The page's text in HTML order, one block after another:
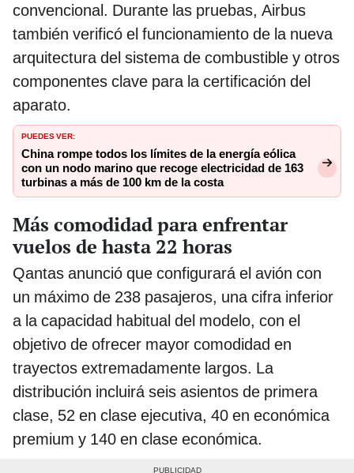
convencional. Durante las pruebas, Airbus
también verificó el funcionamiento de la nueva
arquitectura del sistema de combustible y otros
componentes clave para la certificación del
aparato.
PUEDES VER:
China rompe todos los límites de la energía eólica
con un nodo marino que recoge electricidad de 163
turbinas a más de 100 km de la costa
Más comodidad para enfrentar
vuelos de hasta 22 horas
Qantas anunció que configurará el avión con
un máximo de 238 pasajeros, una cifra inferior
a la capacidad habitual del modelo, con el
objetivo de ofrecer mayor comodidad en
trayectos extremadamente largos. La
distribución incluirá seis asientos de primera
clase, 52 en clase ejecutiva, 40 en económica
premium y 140 en clase económica.